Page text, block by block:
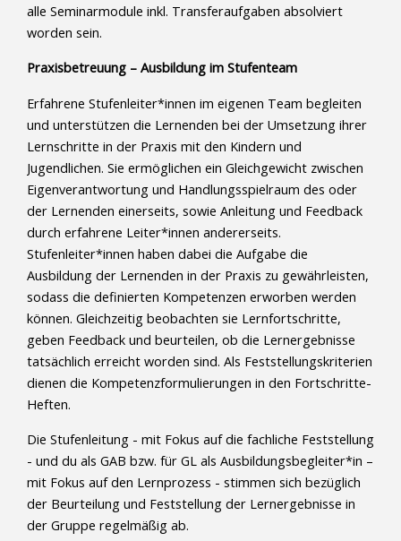
alle Seminarmodule inkl. Transferaufgaben absolviert
worden sein.
Praxisbetreuung – Ausbildung im Stufenteam
Erfahrene Stufenleiter*innen im eigenen Team begleiten
und unterstützen die Lernenden bei der Umsetzung ihrer
Lernschritte in der Praxis mit den Kindern und
Jugendlichen. Sie ermöglichen ein Gleichgewicht zwischen
Eigenverantwortung und Handlungsspielraum des oder
der Lernenden einerseits, sowie Anleitung und Feedback
durch erfahrene Leiter*innen andererseits.
Stufenleiter*innen haben dabei die Aufgabe die
Ausbildung der Lernenden in der Praxis zu gewährleisten,
sodass die definierten Kompetenzen erworben werden
können. Gleichzeitig beobachten sie Lernfortschritte,
geben Feedback und beurteilen, ob die Lernergebnisse
tatsächlich erreicht worden sind. Als Feststellungskriterien
dienen die Kompetenzformulierungen in den Fortschritte-
Heften.
Die Stufenleitung - mit Fokus auf die fachliche Feststellung
- und du als GAB bzw. für GL als Ausbildungsbegleiter*in –
mit Fokus auf den Lernprozess - stimmen sich bezüglich
der Beurteilung und Feststellung der Lernergebnisse in
der Gruppe regelmäßig ab.